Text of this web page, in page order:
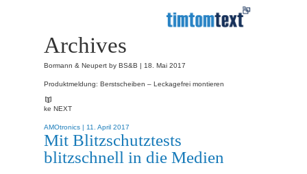
Archives
Bormann & Neupert by BS&B | 18. Mai 2017
Produktmeldung: Berstscheiben – Leckagefrei montieren
ke NEXT
AMOtronics | 11. April 2017
Mit Blitzschutztests
blitzschnell in die Medien